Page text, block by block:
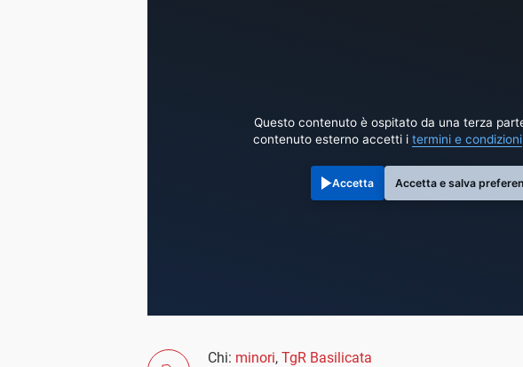
Questo contenuto è ospitato da una terza
contenuto esterno accetti i termini e condizioni
Accetta Accetta e salva
Chi: minori, TgR Basilicata